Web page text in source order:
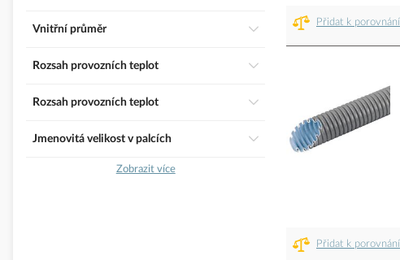
Přidat k porovnání
Přidat k porovnání
Vnitřní průměr
Rozsah provozních teplot
Rozsah provozních teplot
Jmenovitá velikost v palcích
Zobrazit více